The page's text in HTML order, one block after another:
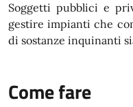
Soggetti pubblici e
gestire impianti che
di sostanze inquinanti
Come fare